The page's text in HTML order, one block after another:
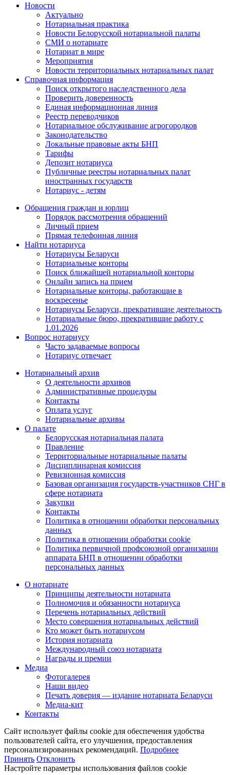
Новости
Актуально
Нотариальная практика
Новости Белорусской нотариальной палаты
СМИ о нотариате
Нотариат в мире
Мероприятия
Новости территориальных нотариальных палат
Справочная информация
Поиск открытого наследственного дела
Проверить доверенность
Единая информационная линия
Реестр переводчиков
Нотариальное обслуживание агрогородков
Законодательство
Локальные правовые акты БНП
Тарифы
Депозит нотариуса
Публичные реестры нотариальных палат
иностранных государств
Нотариус - детям
Обращения граждан и юрлиц
Порядок рассмотрения обращений
Личный прием
Прямая телефонная линия
Найти нотариуса
Нотариусы Беларуси
Нотариальные конторы
Поиск ближайшей нотариальной конторы
Онлайн запись на прием
Нотариальные конторы, работающие в
воскресенье
Нотариусы Беларуси, прекратившие деятельность
Нотариальные бюро, прекратившие работу с
1.01.2026
Вопрос нотариусу
Часто задаваемые вопросы
Нотариус отвечает
Нотариальный архив
О деятельности архивов
Административные процедуры
Контакты
Оплата услуг
Нотариальные архивы
О палате
Белорусская нотариальная палата
Правление
Территориальные нотариальные палаты
Дисциплинарная комиссия
Ревизионная комиссия
Базовая организация государств-участников СНГ в
сфере нотариата
Закупки
Контакты
Политика в отношении обработки персональных
данных
Политика в отношении обработки cookie
Политика первичной профсоюзной организации
аппарата БНП в отношении обработки
персональных данных
О нотариате
Принципы деятельности нотариата
Полномочия и обязанности нотариуса
Перечень нотариальных действий
Место совершения нотариальных действий
Кто может быть нотариусом
История нотариата
Международный союз нотариата
Награды и премии
Медиа
Фотогалерея
Наши видео
Печать доверия — издание нотариата Беларуси
Медиа-кит
Контакты
Сайт использует файлы cookie для обеспечения удобства
пользователей сайта, его улучшения, предоставления
персонализированных рекомендаций. Подробнее
Принять Отклонить
Настройте параметры использования файлов cookie